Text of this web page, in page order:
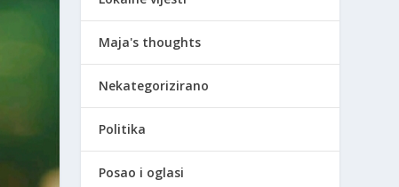
Maja's thoughts
Nekategorizirano
Politika
Posao i oglasi